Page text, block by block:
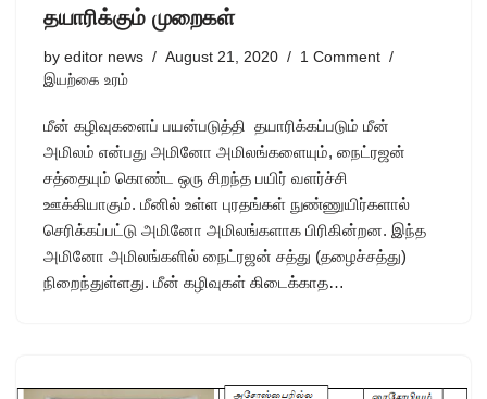
தயாரிக்கும் முறைகள்
by editor news August 21, 2020
1 Comment
இயற்கை உரம்
மீன் கழிவுகளைப் பயன்படுத்தி தயாரிக்கப்படும் மீன்
அமிலம் என்பது அமினோ அமிலங்களையும், நைட்ரஜன்
சத்தையும் கொண்ட ஒரு சிறந்த பயிர் வளர்ச்சி
ஊக்கியாகும். மீனில் உள்ள புரதங்கள் நுண்ணுயிர்களால்
செரிக்கப்பட்டு அமினோ அமிலங்களாக பிரிகின்றன. இந்த
அமினோ அமிலங்களில் நைட்ரஜன் சத்து (தழைச்சத்து)
நிறைந்துள்ளது. மீன் கழிவுகள் கிடைக்காத…